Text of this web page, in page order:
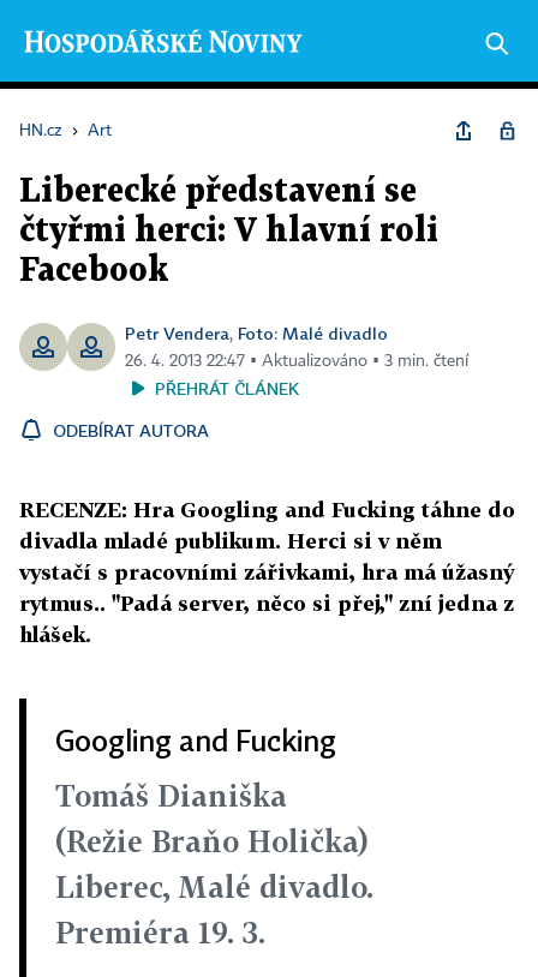
HN.cz › Art
Liberecké představení se
čtyřmi herci: V hlavní roli
Facebook
Petr Vendera, Foto: Malé divadlo
26. 4. 2013 22:47 ▪ Aktualizováno ▪ 3 min. čtení
PŘEHRÁT ČLÁNEK
ODEBÍRAT AUTORA
RECENZE: Hra Googling and Fucking táhne do
divadla mladé publikum. Herci si v něm
vystačí s pracovními zářivkami, hra má úžasný
rytmus.. "Padá server, něco si přej," zní jedna z
hlášek.
Googling and Fucking
Tomáš Dianiška
(Režie Braňo Holička)
Liberec, Malé divadlo.
Premiéra 19. 3.